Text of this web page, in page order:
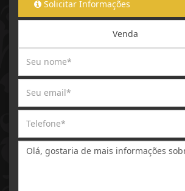
Solicitar Informações
Venda
Mensagem: